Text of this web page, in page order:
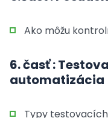
Ako môžu
6. časť :
automatizácia
Typy